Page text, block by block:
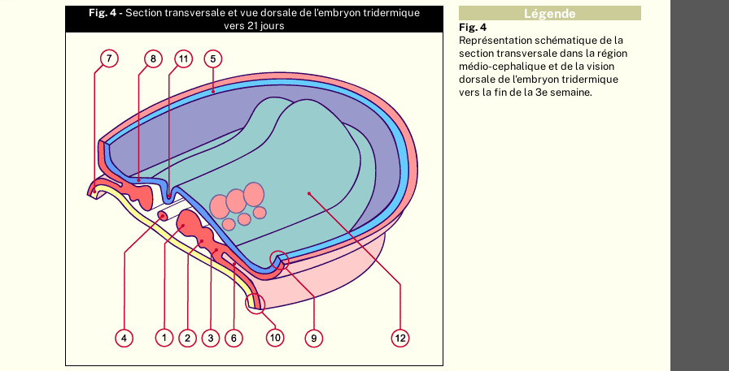
Fig. 4 - Section transversale et vue dorsale de l'embryon tridermique
vers 21 jours
Légende
Fig. 4
Représentation schématique de la
section transversale dans la région
médio-cephalique et de la vision
dorsale de l'embryon tridermique
vers la fin de la 3e semaine.